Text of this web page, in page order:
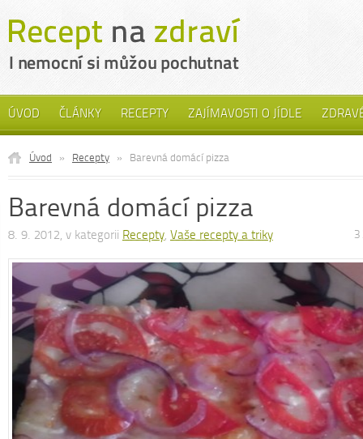
ÚVOD ČLÁNKY RECEPTY ZAJÍMAVOSTI O JÍDLE
Úvod » Recepty » Barevná domácí pizza
Barevná domácí pizza
8. 9. 2012, v kategorii Recepty, Vaše recepty a triky